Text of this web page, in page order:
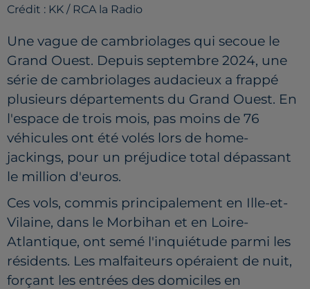
Crédit : KK / RCA la Radio
Une vague de cambriolages qui secoue le
Grand Ouest. Depuis septembre 2024, une
série de cambriolages audacieux a frappé
plusieurs départements du Grand Ouest. En
l'espace de trois mois, pas moins de 76
véhicules ont été volés lors de home-
jackings, pour un préjudice total dépassant
le million d'euros.
Ces vols, commis principalement en Ille-et-
Vilaine, dans le Morbihan et en Loire-
Atlantique, ont semé l'inquiétude parmi les
résidents. Les malfaiteurs opéraient de nuit,
forçant les entrées des domiciles en